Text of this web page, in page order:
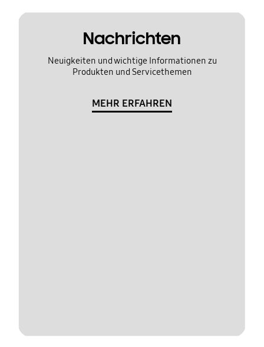
Nachrichten
Neuigkeiten und wichtige Informationen zu
Produkten und Servicethemen
MEHR ERFAHREN